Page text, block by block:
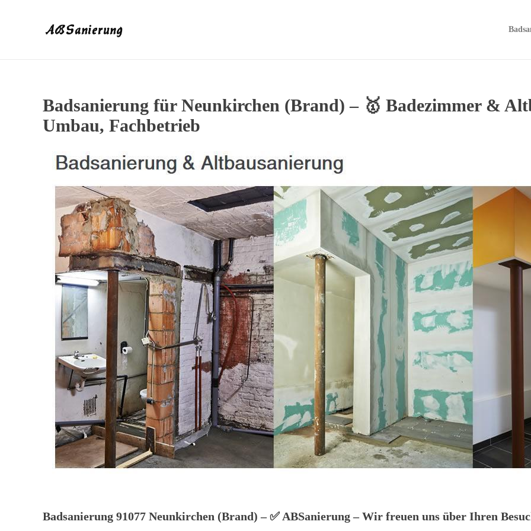
Badsanierung für Neunkirchen (Brand) – 🥇 Badezimmer &
Umbau, Fachbetrieb
Badsanierung 91077 Neunkirchen (Brand) – ✅ ABSanierung – Wir freuen uns über Ihren